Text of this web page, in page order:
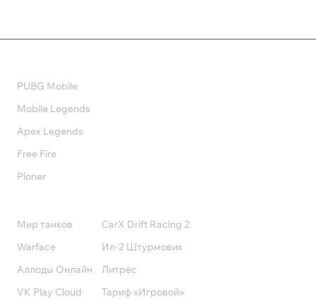
PUBG Mobile
Mobile Legends
Apex Legends
Free Fire
Pioner
Мир танков
Warface
Аллоды Онлайн
VK Play Cloud
CarX Drift Racing 2
Ил-2 Штурмовик
Литрес
Тариф «Игровой»